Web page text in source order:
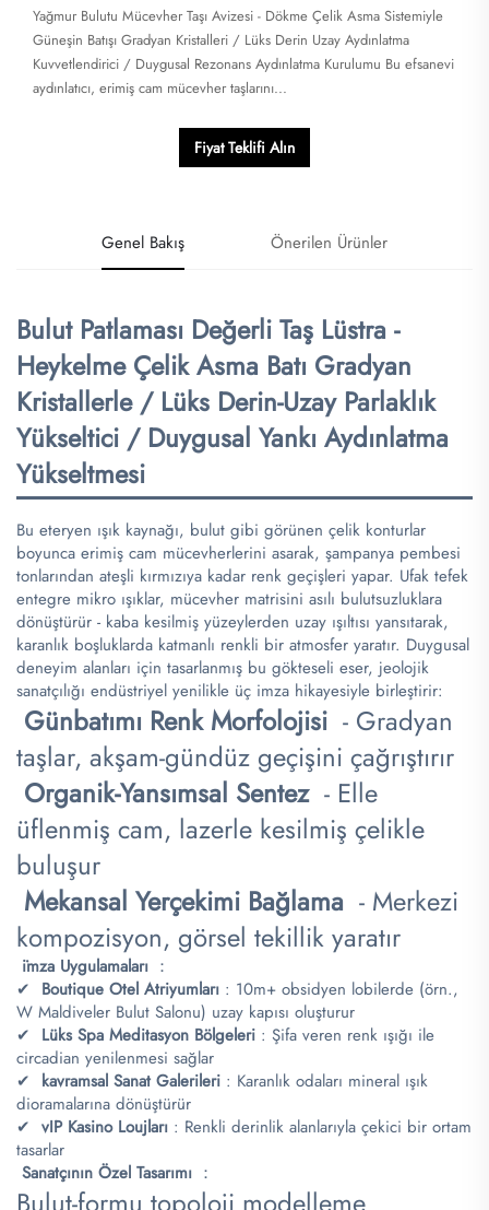
Yağmur Bulutu Mücevher Taşı Avizesi - Dökme Çelik Asma Sistemiyle
Güneşin Batışı Gradyan Kristalleri / Lüks Derin Uzay Aydınlatma
Kuvvetlendirici / Duygusal Rezonans Aydınlatma Kurulumu Bu efsanevi
aydınlatıcı, erimiş cam mücevher taşlarını...
Fiyat Teklifi Alın
Genel Bakış Önerilen Ürünler
Bulut Patlaması Değerli Taş Lüstra -
Heykelme Çelik Asma Batı Gradyan
Kristallerle / Lüks Derin-Uzay Parlaklık
Yükseltici / Duygusal Yankı Aydınlatma
Yükseltmesi​
Bu eteryen ışık kaynağı, bulut gibi görünen çelik konturlar
boyunca erimiş cam mücevherlerini asarak, şampanya pembesi
tonlarından ateşli kırmızıya kadar renk geçişleri yapar. Ufak tefek
entegre mikro ışıklar, mücevher matrisini asılı bulutsuzluklara
dönüştürür - kaba kesilmiş yüzeylerden uzay ışıltısı yansıtarak,
karanlık boşluklarda katmanlı renkli bir atmosfer yaratır. Duygusal
deneyim alanları için tasarlanmış bu gökteseli eser, jeolojik
sanatçılığı endüstriyel yenilikle üç imza hikayesiyle birleştirir:
​Günbatımı Renk Morfolojisi​ ​ - Gradyan
taşlar, akşam-gündüz geçişini çağrıştırır
​Organik-Yansımsal Sentez​ ​ - Elle
üflenmiş cam, lazerle kesilmiş çelikle
buluşur
​Mekansal Yerçekimi Bağlama​ ​ - Merkezi
kompozisyon, görsel tekillik yaratır
i̇mza Uygulamaları ：
✔ ​ ​Boutique Otel Atriyumları​ ​: 10m+ obsidyen lobilerde (örn.,
W Maldiveler Bulut Salonu) uzay kapısı oluşturur
✔ ​ ​Lüks Spa Meditasyon Bölgeleri​ : Şifa veren renk ışığı ile
circadian yenilenmesi sağlar
✔ ​ kavramsal Sanat Galerileri : Karanlık odaları mineral ışık
dioramalarına dönüştürür
✔ ​ vIP Kasino Loujları : Renkli derinlik alanlarıyla çekici bir ortam
tasarlar
​Sanatçının Özel Tasarımı​ ：